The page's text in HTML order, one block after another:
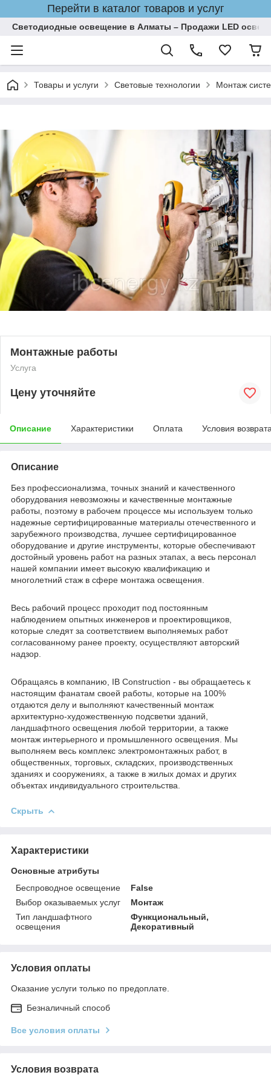
Перейти в каталог товаров и услуг
Светодиодные освещение в Алматы – Продажи LED
Товары и услуги Световые технологии Монтаж
Монтажные работы
Услуга
Цену уточняйте
Описание Характеристики Оплата Условия
Описание
Без профессионализма, точных знаний и качественного
оборудования невозможны и качественные монтажные
работы, поэтому в рабочем процессе мы используем только
надежные сертифицированные материалы отечественного и
зарубежного производства, лучшее сертифицированное
оборудование и другие инструменты, которые обеспечивают
достойный уровень работ на разных этапах, а весь персонал
нашей компании имеет высокую квалификацию и
многолетний стаж в сфере монтажа освещения.
Весь рабочий процесс проходит под постоянным
наблюдением опытных инженеров и проектировщиков,
которые следят за соответствием выполняемых работ
согласованному ранее проекту, осуществляют авторский
надзор.
Обращаясь в компанию, IB Construction - вы обращаетесь к
настоящим фанатам своей работы, которые на 100%
отдаются делу и выполняют качественный монтаж
архитектурно-художественную подсветки зданий,
ландшафтного освещения любой территории, а также
монтаж интерьерного и промышленного освещения. Мы
выполняем весь комплекс электромонтажных работ, в
общественных, торговых, складских, производственных
зданиях и сооружениях, а также в жилых домах и других
объектах индивидуального строительства.
Скрыть
Характеристики
Основные атрибуты
Беспроводное освещение
False
Выбор оказываемых услуг
Монтаж
Тип ландшафтного
освещения
Функциональный,
Декоративный
Условия оплаты
Оказание услуги только по предоплате.
Безналичный способ
Все условия оплаты
Условия возврата